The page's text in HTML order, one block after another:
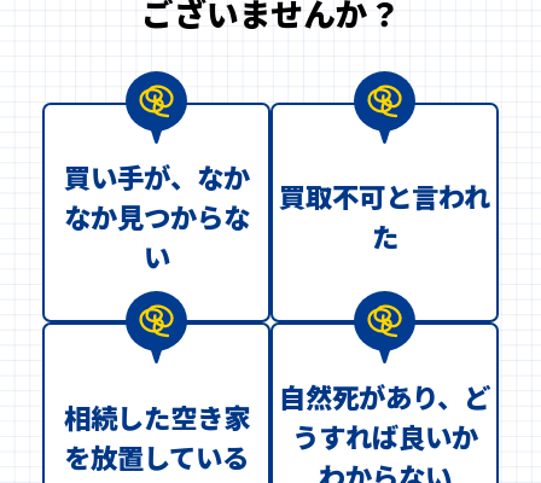
ございませんか？
買い手が、なか
なか見つからな
い
買取不可と言われ
た
相続した空き家
を放置している
自然死があり、ど
うすれば良いか